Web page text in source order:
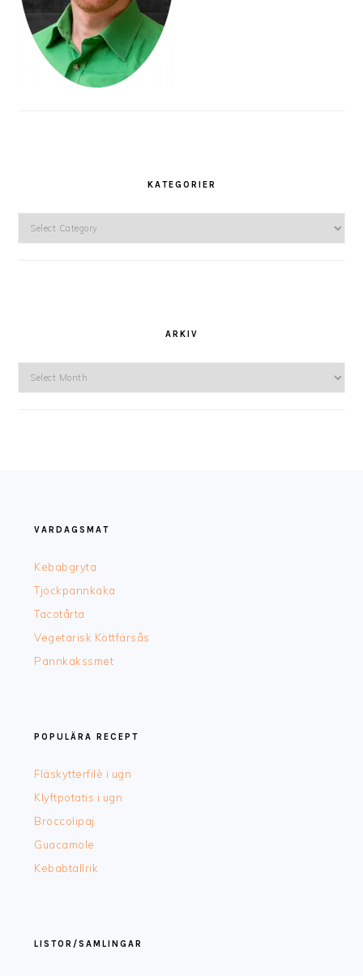
KATEGORIER
ARKIV
VARDAGSMAT
Kebabgryta
Tjockpannkaka
Tacotårta
Vegetarisk Köttfärsås
Pannkakssmet
POPULÄRA RECEPT
Fläskytterfilè i ugn
Klyftpotatis i ugn
Broccolipaj
Guacamole
Kebabtallrik
LISTOR/SAMLINGAR